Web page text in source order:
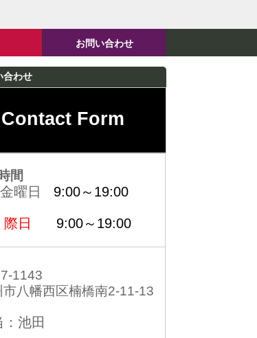
お問い合わせ
合わせ
Contact Form
間
曜日 9:00～19:00
際日 9:00～19:00
1143
市八幡西区楠橋南2-11-13
池田